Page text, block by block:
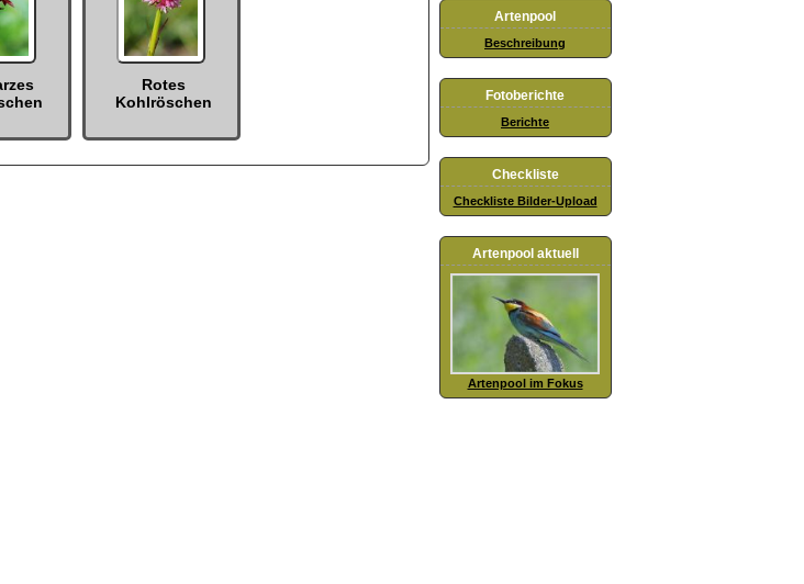
Rotes
Kohlröschen
Artenpool
Beschreibung
Fotoberichte
Berichte
Checkliste
Checkliste Bilder-Upload
Artenpool aktuell
Artenpool im Fokus